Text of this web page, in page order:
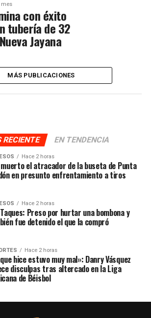
mes
con éxito
tubería de 32
Jayana
MÁS PUBLICACIONES
RECIENTE EN TENDENCIA
Hace 2 horas
muerto el atracador de la buseta de Punta
en presunto enfrentamiento a tiros
Hace 2 horas
Preso por hurtar una bombona y
fue detenido el que la compró
Hace 2 horas
hice estuvo muy mal»: Danry Vásquez
disculpas tras altercado en la Liga
de Béisbol